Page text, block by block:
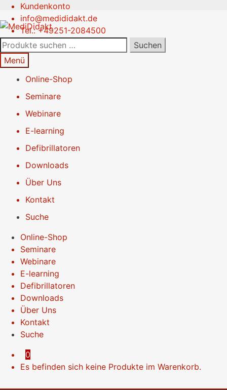
Kundenkonto
info@medididakt.de
Tel.: +49251-2084500
Zur
Navigation
springen
Springe
zum
Inhalt
Suchen
nach:
Suchen
Menü
Online-Shop
Seminare
Webinare
E-learning
Defibrillatoren
Downloads
Über Uns
Kontakt
Suche
Online-Shop
Seminare
Webinare
E-learning
Defibrillatoren
Downloads
Über Uns
Kontakt
Suche
0
Es befinden sich keine Produkte im Warenkorb.